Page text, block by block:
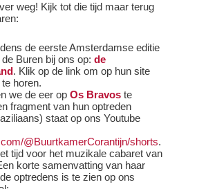
weg! Kijk tot die tijd maar terug
de eerste Amsterdamse editie
Buren bij ons op: de
. Klik op de link om op hun site
horen.
we de eer op Os Bravoste
fragment van hun optreden
staat op ons Youtube
@BuurtkamerCorantijn/shorts.
tijd voor het muzikale cabaret van
korte samenvatting van haar
optredens is te zien op ons